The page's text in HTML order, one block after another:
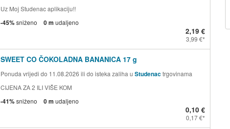
Uz Moj Studenac aplikaciju!!
-45%sniženo 0 m udaljeno
2,19 €
3,99 €
SWEET CO ČOKOLADNA BANANICA 17 g
Ponuda vrijedi do 11.08.2026 ili do isteka zaliha u Studenactrgovinama
CIJENA ZA 2 ILI VIŠE KOM
-41%sniženo 0 m udaljeno
0,10 €
0,17 €